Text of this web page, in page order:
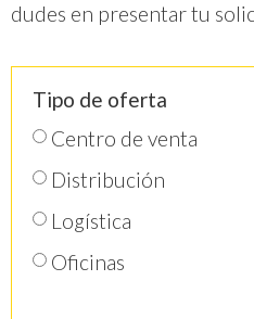
dudes en presentar tu
Tipo de oferta
Centro de venta
Distribución
Logística
Oficinas